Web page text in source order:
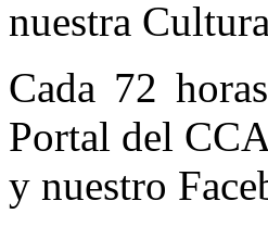
nuestra
Cada 72
Portal del
y nuestro